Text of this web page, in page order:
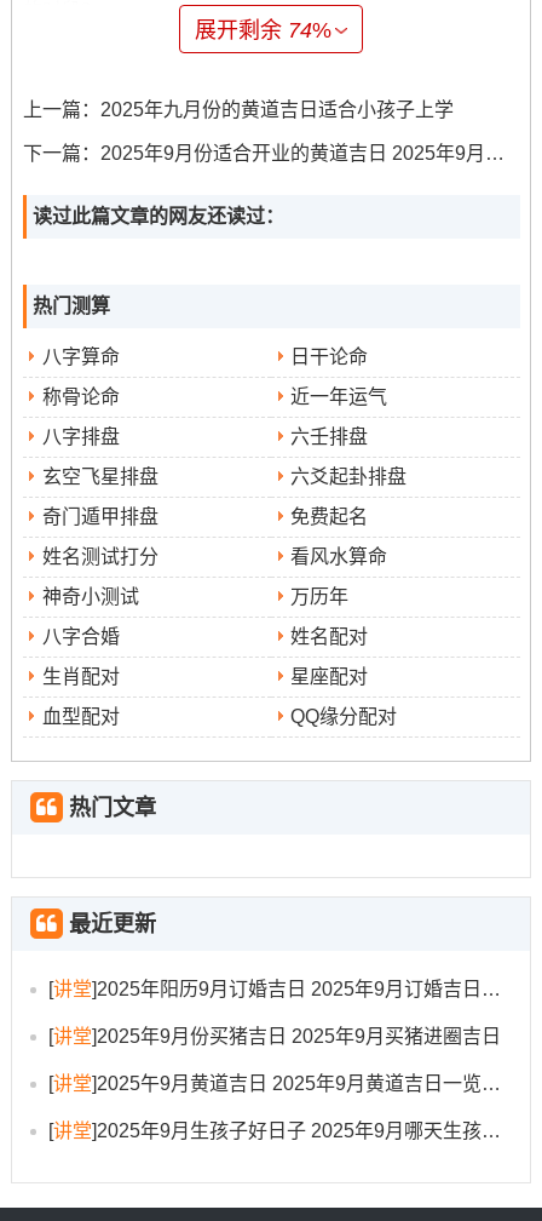
日宜祭祀、出行、扫舍、馀事勿取.
吉时包括己卯时（5：00-6:59）、辛巳时（9:00-10：59）
不复杂准备或规划工作？
日宜开市、交易、立券、挂匾、开光、出行、入宅、移
徙、安床、出火、上梁。
吉时有戊申时（15:00-16:59）、己酉时（17:00-18:59）
等.此日利于出师求财、开业经营，也适合进交盒屋上梁等
事宜？
2025年9月17日;星期三
：农历七月廿六，冲羊。此日宜
嫁娶、祭祀、祈福、求嗣、开光、出行、出火、拆卸、修
造、动土、进人口、入宅、移徙、安床、开市、交易、立
券、挂匾。
吉时有戊辰时（7：00-8：59）、庚午时（11：00-12：
59）等。此日百事皆宜，尤其适合拆墙动土、出行开市等
重大事项?
2025年9月20日 -星期六
日宜嫁娶、纳采、订盟、祭祀、开光、出行、理发、作
床。
吉时为庚戌时（19：00-20:59）。此日利于进行了结性质
的工程 如拆墙整理，也适合出行谋事？
2025年9月25日，星期四：农历八月初四 -冲兔煞东。
此日宜祭祀、出行、沐浴、扫舍、安葬、馀事勿取。
吉时包含癸卯时（5:00-6:59）、丙午时（11:00-12:59）
则需谨慎?!
展开剩余 74%
上一篇： 2025年九月份的黄道吉日适合小孩子上学
下一篇： 2025年9月份适合开业的黄道吉日 2025年9月份开业黄道吉日查询
读过此篇文章的网友还读过：
热门测算
八字算命
日干论命
称骨论命
近一年运气
八字排盘
六壬排盘
玄空飞星排盘
六爻起卦排盘
奇门遁甲排盘
免费起名
姓名测试打分
看风水算命
神奇小测试
万历年
八字合婚
姓名配对
生肖配对
星座配对
血型配对
QQ缘分配对
热门文章
最近更新
[讲堂]2025年阳历9月订婚吉日 2025年9月订婚吉日有哪几天
[讲堂]2025年9月份买猪吉日 2025年9月买猪进圈吉日
[讲堂]2025午9月黄道吉日 2025年9月黄道吉日一览表大全
[讲堂]2025年9月生孩子好日子 2025年9月哪天生孩子比较好